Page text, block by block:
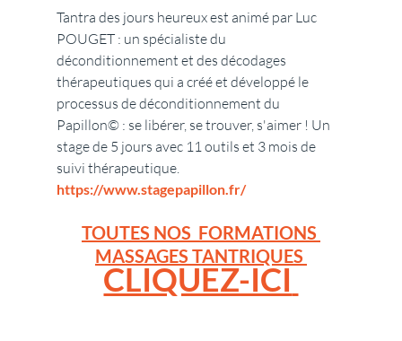
Tantra des jours heureux est animé par Luc
POUGET : un spécialiste du
déconditionnement et des décodages
thérapeutiques qui a créé et développé le
processus de déconditionnement du
Papillon© : se libérer, se trouver, s'aimer ! Un
stage de 5 jours avec 11 outils et 3 mois de
suivi thérapeutique.
https://www.stagepapillon.fr/
TOUTES NOS  FORMATIONS
MASSAGES TANTRIQUES
CLIQUEZ-ICI